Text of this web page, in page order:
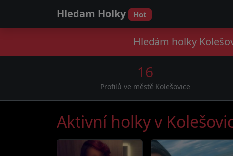
Hledam Holky Hot
Hledám holky
16
Profilů ve městě Kolešovice
Aktivní holky v